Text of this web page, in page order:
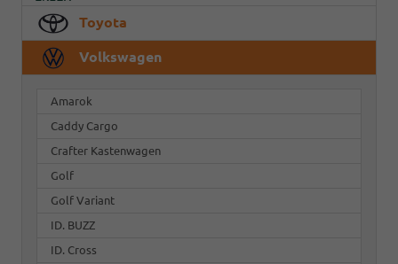
Toyota
Volkswagen
Amarok
Caddy Cargo
Crafter Kastenwagen
Golf
Golf Variant
ID. BUZZ
ID. Cross